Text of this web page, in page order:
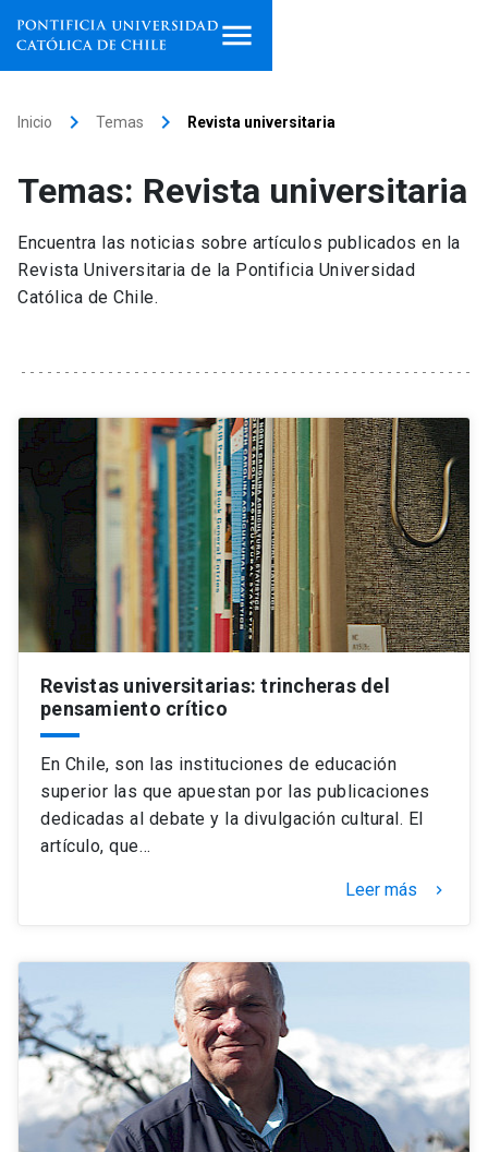
Facultades, escuelas e
institutos
Investigación
Vinculación
Universidad
Información para keyboard_arrow_down
Futuros estudiantes
Académicos
Personal
Alumni launch
Go to english site launch
Admisión launch
Mi Cuenta UC launch
Correo UC
Mi Portal UC launch
Inicio keyboard_arrow_right Temas keyboard_arrow_right Revista universitaria
Temas: Revista universitaria
Encuentra las noticias sobre artículos publicados en la
Revista Universitaria de la Pontificia Universidad
Católica de Chile.
Revistas universitarias: trincheras del
pensamiento crítico
En Chile, son las instituciones de educación
superior las que apuestan por las publicaciones
dedicadas al debate y la divulgación cultural. El
artículo, que…
Leer más keyboard_arrow_right